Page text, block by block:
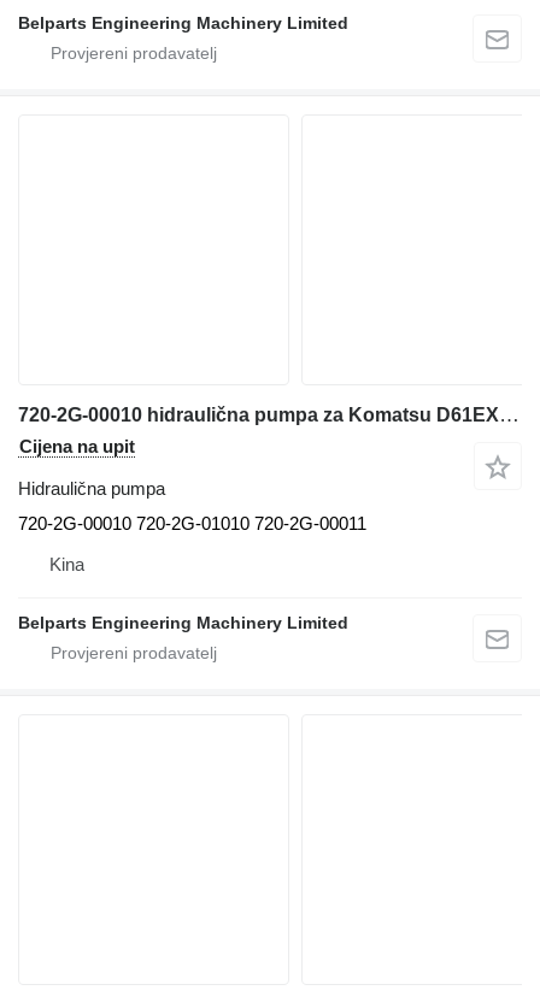
Belparts Engineering Machinery Limited
720-2G-00010 hidraulična pumpa za Komatsu D61EX-23 D61PX-23 D61EXI-23 D61PXI-23 bulldozer buldožera
Cijena na upit
Hidraulična pumpa
720-2G-00010 720-2G-01010 720-2G-00011
Kina
Belparts Engineering Machinery Limited